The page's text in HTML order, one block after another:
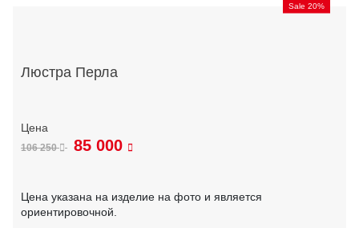
Sale 20%
Люстра Перла
106 250 85 000
Цена указана на изделие на фото и является
ориентировочной.